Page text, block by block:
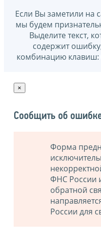
Если Вы заметили на
мы будем
Выделите текст,
содержит
комбинацию клавиш:
×
Сообщить об
Форма
ФНС России
обратной
России для